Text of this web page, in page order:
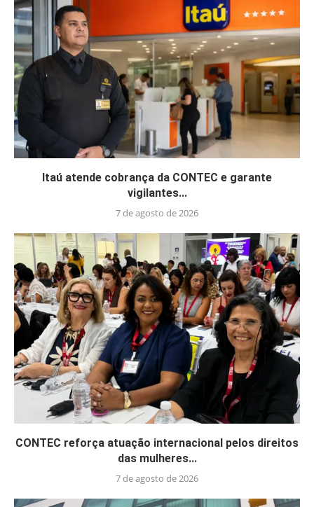
Itaú atende cobrança da CONTEC e garante
vigilantes...
7 de agosto de 2026
CONTEC reforça atuação internacional pelos direitos
das mulheres...
7 de agosto de 2026